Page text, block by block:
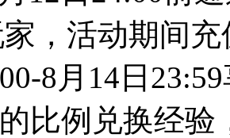
，活动期间
8月14日
比例兑换经